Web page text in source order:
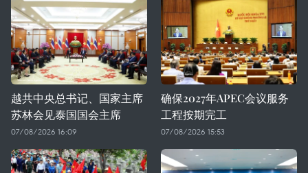
越共中央总书记、国家主席
苏林会见泰国国会主席
07/08/2026 16:09
确保2027年APEC会议服务
工程按期完工
07/08/2026 15:53